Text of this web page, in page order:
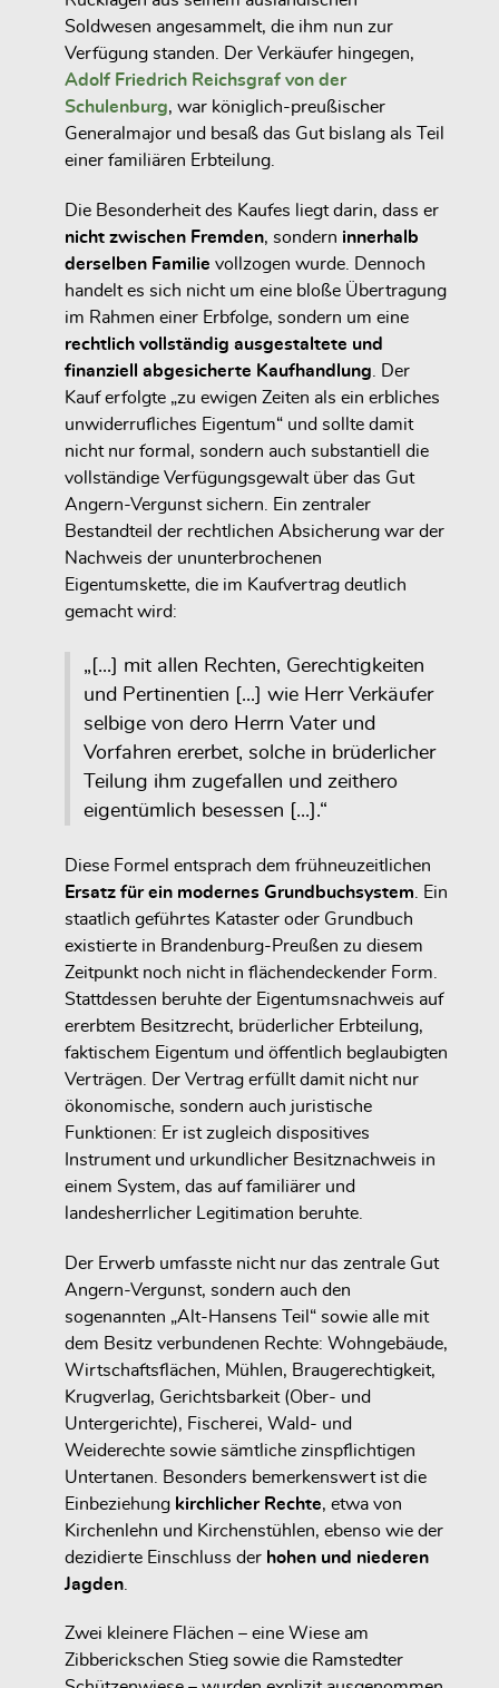
Soldwesen angesammelt, die ihm nun zur
Verfügung standen. Der Verkäufer hingegen,
Adolf Friedrich Reichsgraf von der
Schulenburg, war königlich-preußischer
Generalmajor und besaß das Gut bislang als Teil
einer familiären Erbteilung.
Die Besonderheit des Kaufes liegt darin, dass er
nicht zwischen Fremden, sondern innerhalb
derselben Familie vollzogen wurde. Dennoch
handelt es sich nicht um eine bloße Übertragung
im Rahmen einer Erbfolge, sondern um eine
rechtlich vollständig ausgestaltete und
finanziell abgesicherte Kaufhandlung . Der
Kauf erfolgte „zu ewigen Zeiten als ein erbliches
unwiderrufliches Eigentum“ und sollte damit
nicht nur formal, sondern auch substantiell die
vollständige Verfügungsgewalt über das Gut
Angern-Vergunst sichern. Ein zentraler
Bestandteil der rechtlichen Absicherung war der
Nachweis der ununterbrochenen
Eigentumskette, die im Kaufvertrag deutlich
gemacht wird:
„[...] mit allen Rechten, Gerechtigkeiten
und Pertinentien [...] wie Herr Verkäufer
selbige von dero Herrn Vater und
Vorfahren ererbet, solche in brüderlicher
Teilung ihm zugefallen und zeithero
eigentümlich besessen [...].“
Diese Formel entsprach dem frühneuzeitlichen
Ersatz für ein modernes Grundbuchsystem . Ein
staatlich geführtes Kataster oder Grundbuch
existierte in Brandenburg-Preußen zu diesem
Zeitpunkt noch nicht in flächendeckender Form.
Stattdessen beruhte der Eigentumsnachweis auf
ererbtem Besitzrecht, brüderlicher Erbteilung,
faktischem Eigentum und öffentlich beglaubigten
Verträgen. Der Vertrag erfüllt damit nicht nur
ökonomische, sondern auch juristische
Funktionen: Er ist zugleich dispositives
Instrument und urkundlicher Besitznachweis in
einem System, das auf familiärer und
landesherrlicher Legitimation beruhte.
Der Erwerb umfasste nicht nur das zentrale Gut
Angern-Vergunst, sondern auch den
sogenannten „Alt-Hansens Teil“ sowie alle mit
dem Besitz verbundenen Rechte: Wohngebäude,
Wirtschaftsflächen, Mühlen, Braugerechtigkeit,
Krugverlag, Gerichtsbarkeit (Ober- und
Untergerichte), Fischerei, Wald- und
Weiderechte sowie sämtliche zinspflichtigen
Untertanen. Besonders bemerkenswert ist die
Einbeziehung kirchlicher Rechte, etwa von
Kirchenlehn und Kirchenstühlen, ebenso wie der
dezidierte Einschluss der hohen und niederen
Jagden
Zwei kleinere Flächen – eine Wiese am
Zibberickschen Stieg sowie die Ramstedter